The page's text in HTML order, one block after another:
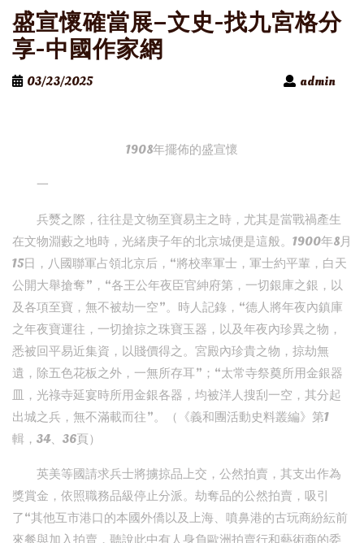
盛宣懷確當展–文史-找九宮格分
享-中國作家網
03/23/2025 admin
1908年擺佈的盛宣懷
一
兵燹之際，往往是文物至寶易主之時，尤其是當戰禍產生
在文物淵藪之地時，光緒庚子年的北京城便是這般。1900年8月
15日，八國聯軍占領北京后，“將校率軍士，軍士約平輩，白天
公開大舉搶奪”，“各王公年夜臣官紳府第，一切銀庫之銀，以
及各項至寶，無不被劫一空”。時人記錄，“德人將年夜內鎮庫
之年夜寶運往，一切搶掠之珠寶玉器，以及年夜內珍異之物，
悉被回平易近集資，以賤價得之。宮殿內珍貴之物，掠劫無
遺，除五色花板之外，一無所存耳”；“太常寺祭奠所用金銀器
皿，光祿寺延宴時所用金銀各器，均被洋人搜刮一空，其分起
出城之兵，無不滿載而往”。（《義和團活動史料叢編》第1
輯，34、36頁）
英美等國請求兵士將擄掠品上交，公然拍賣，其支出作為
獎賞金，依照職務品級停止分派。劫奪品的公然拍賣，吸引
了“其他互市港口的本國外僑以及上海、噴鼻港的古玩商紛紜前